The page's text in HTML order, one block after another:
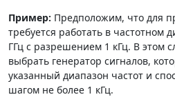
Пример: Предположим, что для
требуется работать в частотном
ГГц с разрешением 1 кГц. В этом
выбрать генератор сигналов,
указанный диапазон частот и
шагом не более 1 кГц.